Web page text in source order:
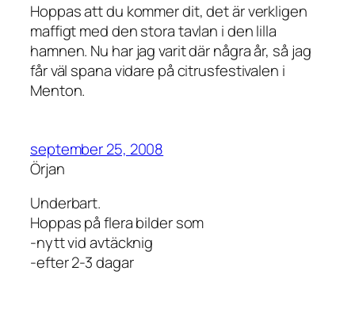
Hoppas att du kommer dit, det är verkligen
maffigt med den stora tavlan i den lilla
hamnen. Nu har jag varit där några år, så jag
får väl spana vidare på citrusfestivalen i
Menton.
september 25, 2008
Örjan
Underbart.
Hoppas på flera bilder som
-nytt vid avtäcknig
-efter 2-3 dagar